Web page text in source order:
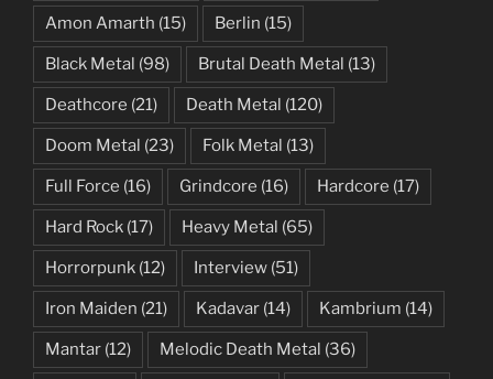
Amon Amarth (15) Berlin (15)
Black Metal (98) Brutal Death Metal (13)
Deathcore (21) Death Metal (120)
Doom Metal (23) Folk Metal (13)
Full Force (16) Grindcore (16) Hardcore (17)
Hard Rock (17) Heavy Metal (65)
Horrorpunk (12) Interview (51)
Iron Maiden (21) Kadavar (14) Kambrium (14)
Mantar (12) Melodic Death Metal (36)